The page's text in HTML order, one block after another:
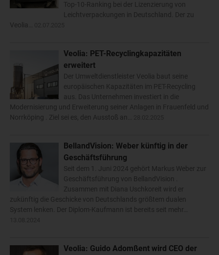
Top-10-Ranking bei der Lizenzierung von
Leichtverpackungen in Deutschland. Der zu
Veolia…
Veolia: PET-Recyclingkapazitäten
erweitert
Der Umweltdienstleister Veolia baut seine
europäischen Kapazitäten im PET-Recycling
aus. Das Unternehmen investiert in die
Modernisierung und Erweiterung seiner Anlagen in Frauenfeld und
Norrköping . Ziel sei es, den Ausstoß an…
BellandVision: Weber künftig in der
Geschäftsführung
Seit dem 1. Juni 2024 gehört Markus Weber zur
Geschäftsführung von BellandVision .
Zusammen mit Diana Uschkoreit wird er
zukünftig die Geschicke von Deutschlands größtem dualen
System lenken. Der Diplom-Kaufmann ist bereits seit mehr…
Veolia: Guido Adomßent wird CEO der